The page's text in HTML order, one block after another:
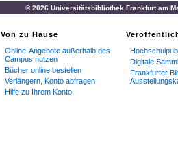
© 2026 Universitätsbibliothek Frankfurt am
Von zu Hause
Online-Angebote außerhalb des
Campus nutzen
Bücher online bestellen
Verlängern, Konto abfragen
Hilfe zu Ihrem Konto
Digitale
Frankfurter